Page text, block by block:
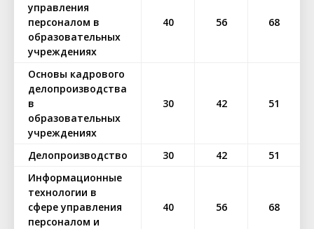
управления
персоналом в
образовательных
учреждениях
40 56 68
Основы кадрового
делопроизводства
в
образовательных
учреждениях
30 42 51
Делопроизводство 30 42
51
Информационные
технологии в
сфере управления
персоналом и
40 56 68